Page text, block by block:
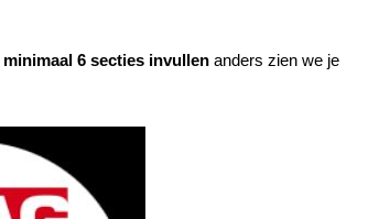
minimaal 6 secties invullen anders zien we je